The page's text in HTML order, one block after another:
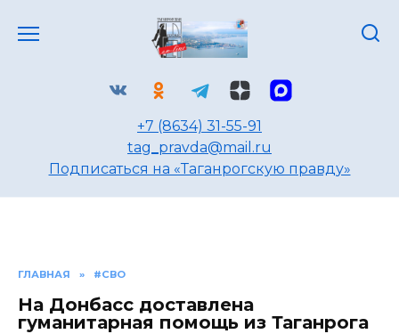
+7 (8634) 31-55-91
tag_pravda@mail.ru
Подписаться на «Таганрогскую правду»
ГЛАВНАЯ » #СВО
На Донбасс доставлена
гуманитарная помощь из Таганрога